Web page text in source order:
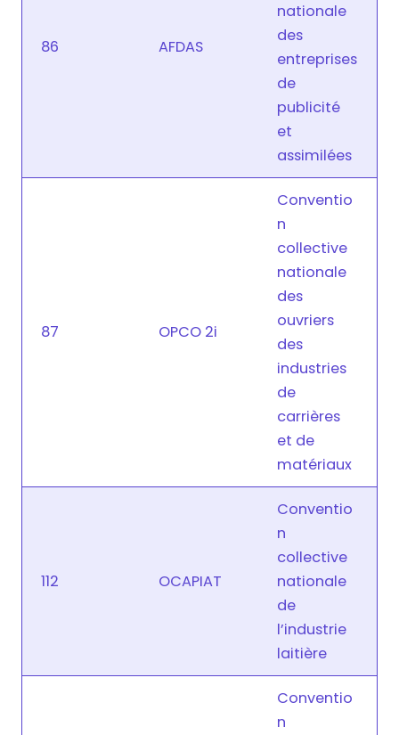
86 AFDAS
nationale
des
entreprises
de
publicité
et
assimilées
87 OPCO 2i
Conventio
n
collective
nationale
des
ouvriers
des
industries
de
carrières
et de
matériaux
112 OCAPIAT
Conventio
n
collective
nationale
de
l’industrie
laitière
Conventio
n